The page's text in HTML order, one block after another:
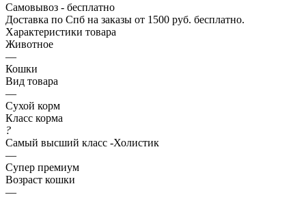
Самовывоз - бесплатно
Доставка по Спб на заказы от 1500 руб. бесплатно.
Характеристики товара
Животное
—
Кошки
Вид товара
—
Сухой корм
Класс корма
?
Самый высший класс -Холистик
—
Супер премиум
Возраст кошки
—